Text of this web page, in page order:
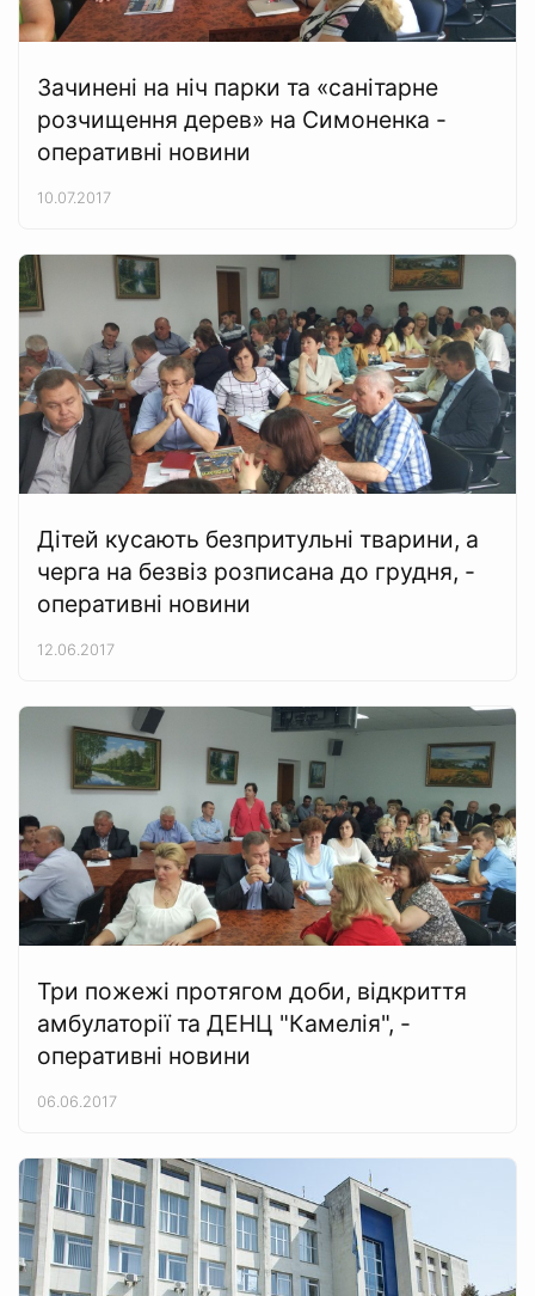
Зачинені на ніч парки та «санітарне
розчищення дерев» на Симоненка -
оперативні новини
10.07.2017
Дітей кусають безпритульні тварини, а
черга на безвіз розписана до грудня, -
оперативні новини
12.06.2017
Три пожежі протягом доби, відкриття
амбулаторії та ДЕНЦ "Камелія", -
оперативні новини
06.06.2017